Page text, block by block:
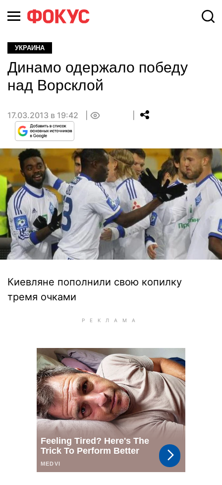
УКРАИНА
Динамо одержало победу
над Ворсклой
17.03.2013 в 19:42
Киевляне пополнили свою копилку
тремя очками